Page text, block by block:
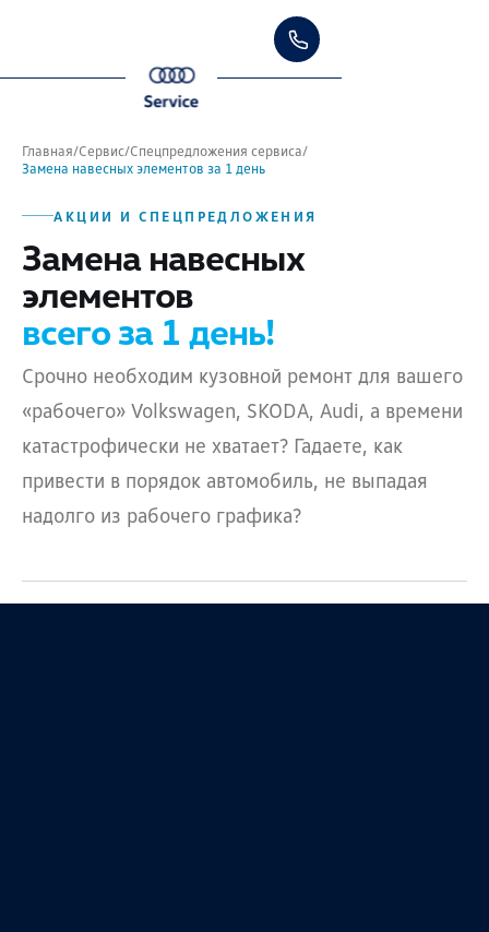
Главная/Сервис/Спецпредложения сервиса/
Замена навесных элементов за 1 день
АКЦИИ И СПЕЦПРЕДЛОЖЕНИЯ
Замена навесных
элементов
всего за 1 день!
Срочно необходим кузовной ремонт для вашего
«рабочего» Volkswagen, SKODA, Audi, а времени
катастрофически не хватает? Гадаете, как
привести в порядок автомобиль, не выпадая
надолго из рабочего графика?